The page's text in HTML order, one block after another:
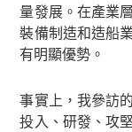
量發展。在產業
裝備制造和造船
有明顯優勢。
事實上，我參訪
投入、研發、攻